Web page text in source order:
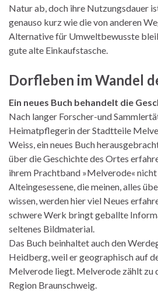
Natur ab, doch ihre Nutzungsdauer
genauso kurz wie die von anderen
Alternative für Umweltbewusste
gute alte Einkaufstasche.
Dorfleben im Wandel
Ein neues Buch behandelt die
Nach langer Forscher-und
Heimatpflegerin der Stadtteile
Weiss, ein neues Buch
über die Geschichte des Ortes
ihrem Prachtband »Melverode«
Alteingesessene, die meinen, alles
wissen, werden hier viel Neues
schwere Werk bringt geballte
seltenes Bildmaterial.
Das Buch beinhaltet auch den
Heidberg, weil er geographisch auf
Melverode liegt. Melverode zählt zu
Region Braunschweig.